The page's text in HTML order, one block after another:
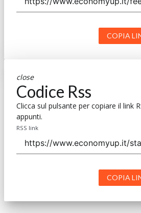
COPIA
close
Codice Rss
Clicca sul pulsante per copiare il link
appunti.
RSS link
COPIA